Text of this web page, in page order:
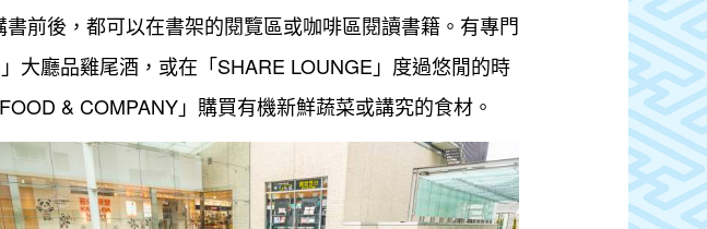
前後，都可以在書架的閱覽區或咖啡區閱讀書籍。有專門
大廳品雞尾酒，或在「SHARE LOUNGE」度過悠閒的時
& COMPANY」購買有機新鮮蔬菜或講究的食材。